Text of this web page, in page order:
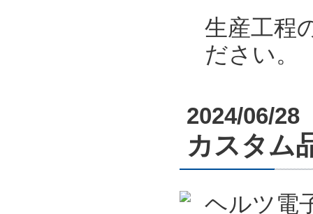
生産工程
ださい。
2024/06/28
カスタム
ヘルツ電